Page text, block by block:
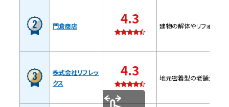
有限会社山西【横須賀市の許可業者】
問い合わせ時の基本情報
有限会社新和商会【横須賀市の許可業
門倉商店 4.3 建物の解体やリフォーム
株式会社リフレッ
クス
4.3 地元密着型の老舗企業